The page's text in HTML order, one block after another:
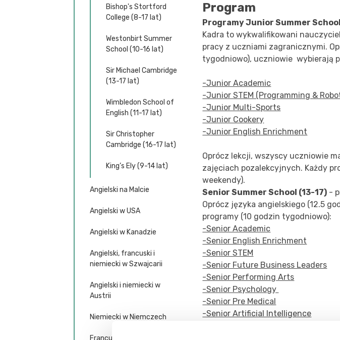
Bishop's Stortford
College (8-17 lat)
Westonbirt Summer
School (10-16 lat)
Sir Michael Cambridge
(13-17 lat)
Wimbledon School of
English (11-17 lat)
Sir Christopher
Cambridge (16-17 lat)
King’s Ely (9-14 lat)
Angielski na Malcie
Angielski w USA
Angielski w Kanadzie
Angielski, francuski i
niemiecki w Szwajcarii
Angielski i niemiecki w
Austrii
Niemiecki w Niemczech
Francuski we Francji
Program
ProgramyJunior Summer
Kadra to wykwalifikowani
pracy z uczniami zagranicznymi.
tygodniowo), uczniowie wybierają
-Junior Academic
-Junior STEM (Programming &
-Junior Multi-Sports
-Junior Cookery
-Junior English Enrichment
Oprócz lekcji, wszyscy uczniowie
zajęciach pozalekcyjnych. Każdy
weekendy).
Senior Summer School (13-17) -
Oprócz języka angielskiego (12.5
programy (10 godzin tygodniowo):
-Senior Academic
-Senior English Enrichment
-Senior STEM
-Senior Future Business Leaders
-Senior Performing Arts
-Senior Psychology
-Senior Pre Medical
-Senior Artificial Intelligence